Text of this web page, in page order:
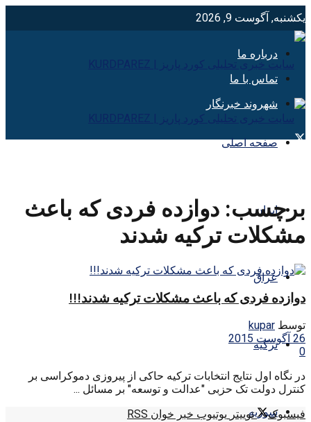
یکشنبه, آگوست 9, 2026
درباره ما
تماس با ما
شهروند خبرنگار
صفحه اصلی
ایران
عراق
ترکیه
سوریه
برچسب: دوازده فردی که باعث
مشکلات ترکیه شدند
دوازده فردی که باعث مشکلات ترکیه شدند!!!
توسط kupar
26 آگوست 2015
0
در نگاه اول نتایج انتخابات ترکیه حاکی از پیروزی دموکراسی بر
کنترل دولت تک حزبی "عدالت و توسعه" بر مسائل ...
فیسبوک
توییتر یوتیوب خبر خوان RSS